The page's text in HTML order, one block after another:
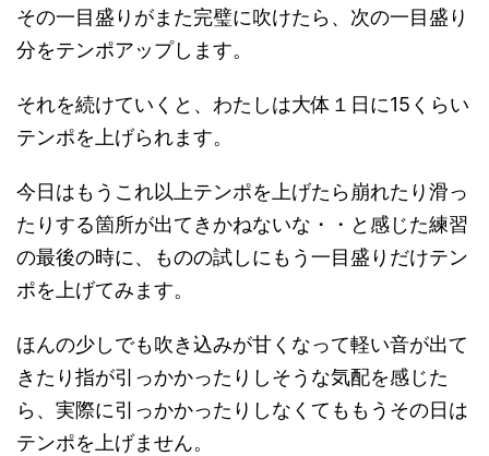
その一目盛りがまた完璧に吹けたら、次の一目盛り
分をテンポアップします。
それを続けていくと、わたしは大体１日に15くらい
テンポを上げられます。
今日はもうこれ以上テンポを上げたら崩れたり滑っ
たりする箇所が出てきかねないな・・と感じた練習
の最後の時に、ものの試しにもう一目盛りだけテン
ポを上げてみます。
ほんの少しでも吹き込みが甘くなって軽い音が出て
きたり指が引っかかったりしそうな気配を感じた
ら、実際に引っかかったりしなくてももうその日は
テンポを上げません。